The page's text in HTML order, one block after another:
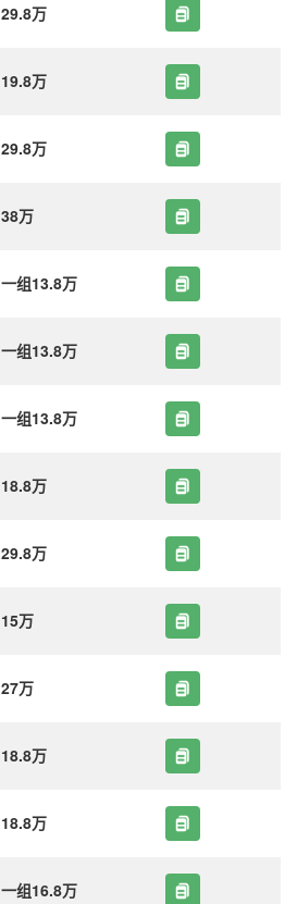
29.8万
19.8万
29.8万
38万
一组13.8万
一组13.8万
一组13.8万
18.8万
29.8万
15万
27万
18.8万
18.8万
一组16.8万